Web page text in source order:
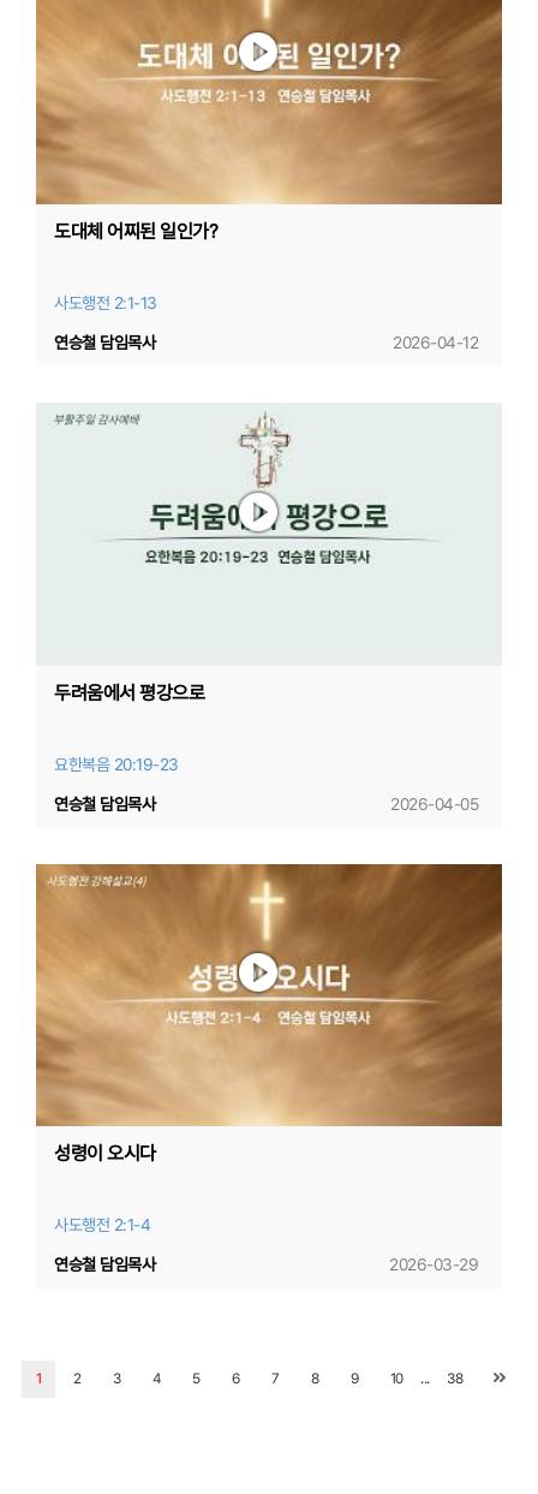
도대체 어찌된 일인가?
사도행전 2:1-13
2026-04-12
연승철 담임목사
두려움에서 평강으로
요한복음 20:19-23
2026-04-05
연승철 담임목사
성령이 오시다
사도행전 2:1-4
2026-03-29
연승철 담임목사
1 2 3 4 5 6 7 8 9 10 ... 38